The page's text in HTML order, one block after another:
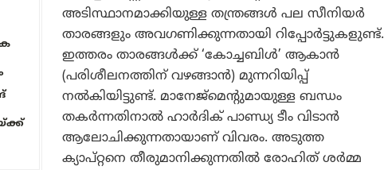
അടിസ്ഥാനമാക്കിയുള്ള തന്ത്രങ്ങൾ പല സീനിയർ
താരങ്ങളും അവഗണിക്കുന്നതായി റിപ്പോർട്ടുകളുണ്ട്.
ഇത്തരം താരങ്ങൾക്ക് ‘കോച്ചബിൾ’ ആകാൻ
(പരിശീലനത്തിന് വഴങ്ങാൻ) മുന്നറിയിപ്പ്
നൽകിയിട്ടുണ്ട്. മാനേജ്‌മെന്റുമായുള്ള ബന്ധം
തകർന്നതിനാൽ ഹാർദിക് പാണ്ഡ്യ ടീം വിടാൻ
ആലോചിക്കുന്നതായാണ് വിവരം. അടുത്ത
ക്യാപ്റ്റനെ തീരുമാനിക്കുന്നതിൽ രോഹിത് ശർമ്മ